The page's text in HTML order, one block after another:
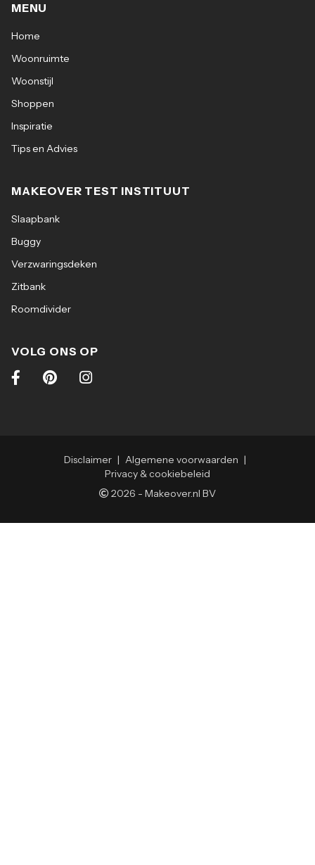
MENU
Home
Woonruimte
Woonstijl
Shoppen
Inspiratie
Tips en Advies
MAKEOVER TEST INSTITUUT
Slaapbank
Buggy
Verzwaringsdeken
Zitbank
Roomdivider
VOLG ONS OP
Disclaimer | Algemene voorwaarden |
Privacy & cookiebeleid
2026 - Makeover.nl BV